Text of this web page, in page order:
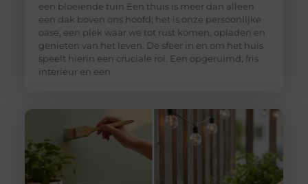
een bloeiende tuin Een thuis is meer dan alleen
een dak boven ons hoofd; het is onze persoonlijke
oase, een plek waar we tot rust komen, opladen en
genieten van het leven. De sfeer in en om het huis
speelt hierin een cruciale rol. Een opgeruimd, fris
interieur en een